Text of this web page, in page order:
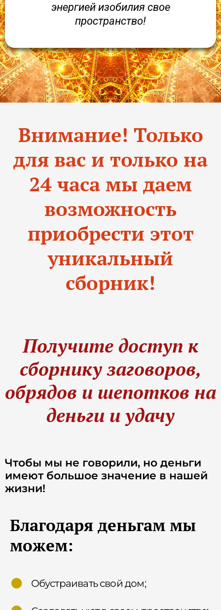
энергией изобилия свое
пространство!
Внимание! Только
для вас и только на
24 часа мы даем
возможность
приобрести этот
уникальный
сборник!
Получите доступ к
сборнику заговоров,
обрядов и шепотков на
деньги и удачу
Чтобы мы не говорили, но деньги
имеют большое значение в нашей
жизни!
Благодаря деньгам мы
можем:
Обустраивать свой дом;